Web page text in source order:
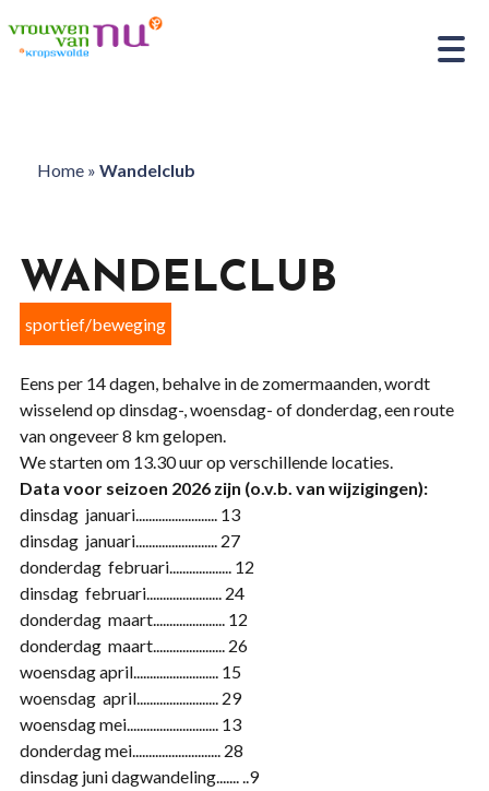
Home» Wandelclub
WANDELCLUB
sportief/beweging
Eens per 14 dagen, behalve in de zomermaanden, wordt
wisselend op dinsdag-, woensdag- of donderdag, een route
van ongeveer 8 km gelopen.
We starten om 13.30 uur op verschillende locaties.
Data voor seizoen 2026 zijn (o.v.b. van wijzigingen):
dinsdag januari......................... 13
dinsdag januari......................... 27
donderdag februari................... 12
dinsdag februari....................... 24
donderdag maart...................... 12
donderdag maart...................... 26
woensdag april.......................... 15
woensdag april......................... 29
woensdag mei............................ 13
donderdag mei........................... 28
dinsdag juni dagwandeling....... ..9